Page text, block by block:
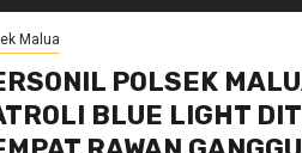
Malua
POLSEK
BLUE LIGHT